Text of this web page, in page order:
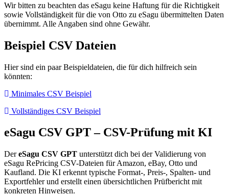
Wir bitten zu beachten das eSagu keine Haftung für die Richtigkeit
sowie Vollständigkeit für die von Otto zu eSagu übermittelten Daten
übernimmt. Alle Angaben sind ohne Gewähr.
Beispiel CSV Dateien
Hier sind ein paar Beispieldateien, die für dich hilfreich sein
könnten:
Minimales CSV Beispiel
Vollständiges CSV Beispiel
eSagu CSV GPT – CSV-Prüfung mit KI
DereSagu CSV GPT unterstützt dich bei der Validierung von
eSagu RePricing CSV-Dateien für Amazon, eBay, Otto und
Kaufland. Die KI erkennt typische Format-, Preis-, Spalten- und
Exportfehler und erstellt einen übersichtlichen Prüfbericht mit
konkreten Hinweisen.